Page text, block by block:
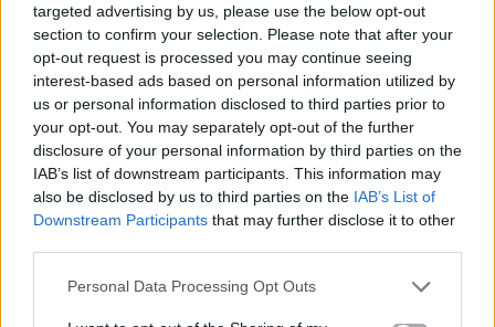
targeted advertising by us, please use the below opt-out
section to confirm your selection. Please note that after your
opt-out request is processed you may continue seeing
interest-based ads based on personal information utilized by
us or personal information disclosed to third parties prior to
your opt-out. You may separately opt-out of the further
disclosure of your personal information by third parties on the
IAB’s list of downstream participants. This information may
also be disclosed by us to third parties on the IAB’s List of
Downstream Participants that may further disclose it to other
Personal Data Processing Opt Outs